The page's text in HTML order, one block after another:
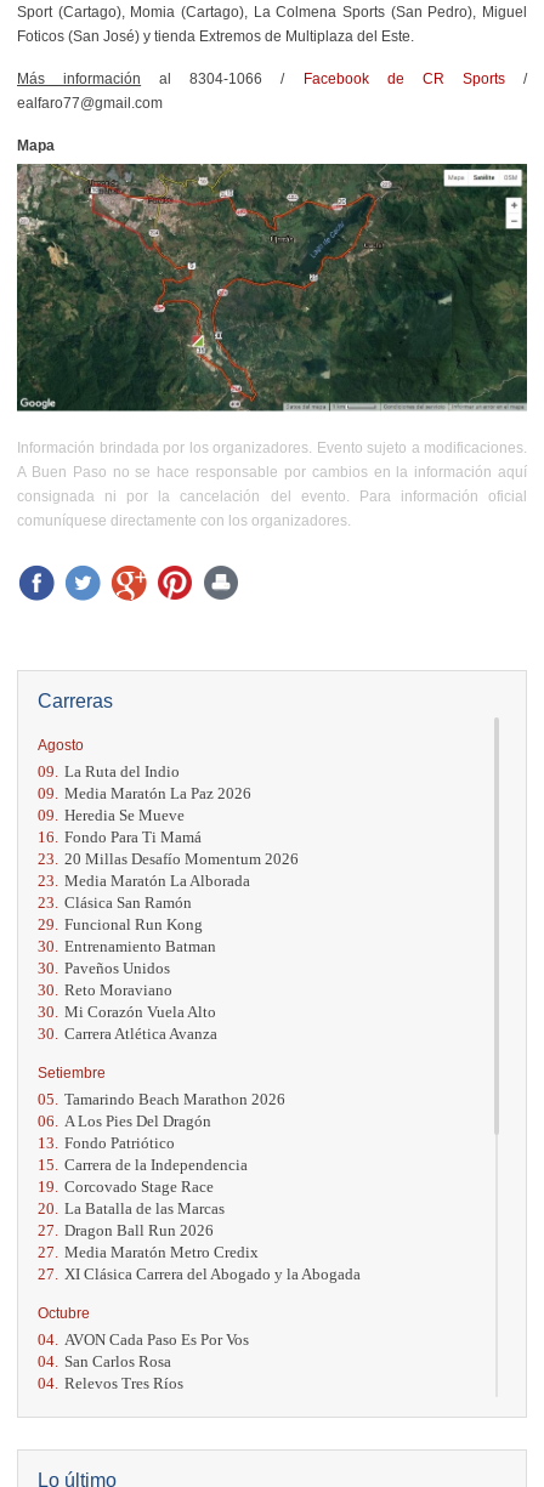
Carreras
Agosto
09. La Ruta del Indio
09. Media Maratón La Paz 2026
09. Heredia Se Mueve
16. Fondo Para Ti Mamá
23. 20 Millas Desafío Momentum 2026
23. Media Maratón La Alborada
23. Clásica San Ramón
29. Funcional Run Kong
30. Entrenamiento Batman
30. Paveños Unidos
30. Reto Moraviano
30. Mi Corazón Vuela Alto
30. Carrera Atlética Avanza
Setiembre
05. Tamarindo Beach Marathon 2026
06.
A Los Pies Del Dragón
13. Fondo Patriótico
15. Carrera de la Independencia
19. Corcovado Stage Race
20. La Batalla de las Marcas
27. Dragon Ball Run 2026
27. Media Maratón Metro Credix
27.
XI Clásica Carrera del Abogado y la Abogada
Octubre
04. AVON Cada Paso Es Por Vos
04. San Carlos Rosa
04. Relevos Tres Ríos
17. Caribe Paradise Run
18.
Casa Turire Trail Run
Lo último
Sport (Cartago), Momia (Cartago), La Colmena Sports (San Pedro), Miguel
Foticos (San José) y tienda Extremos de Multiplaza del Este.
Más información al 8304-1066 / Facebook de CR Sports/
ealfaro77@gmail.com
Mapa
Información brindada por los organizadores. Evento sujeto a modificaciones.
A Buen Paso no se hace responsable por cambios en la información aquí
consignada ni por la cancelación del evento. Para información oficial
comuníquese directamente con los organizadores.